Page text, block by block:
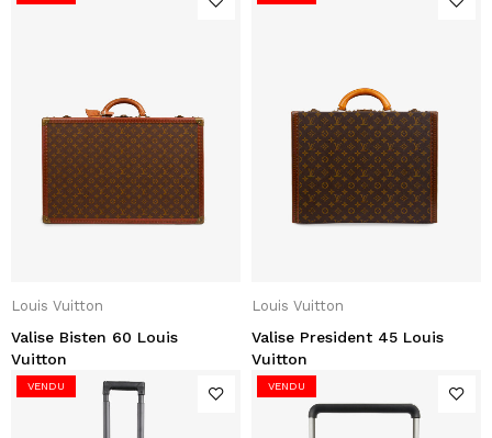
Louis Vuitton
Valise Bisten 60 Louis
Vuitton
Louis Vuitton
Valise President 45 Louis
Vuitton
VENDU VENDU